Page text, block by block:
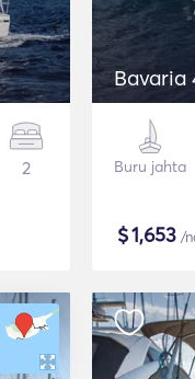
2
Bavaria
Buru jahta
$1,653 /